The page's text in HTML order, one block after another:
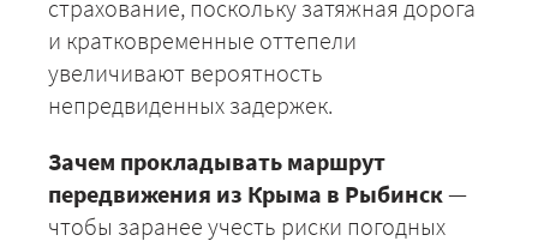
страхование, поскольку затяжная дорога
и кратковременные оттепели
увеличивают вероятность
непредвиденных задержек.
Зачем прокладывать маршрут
передвижения из Крыма в Рыбинск —
чтобы заранее учесть риски погодных
ЗАКАЗАТЬ